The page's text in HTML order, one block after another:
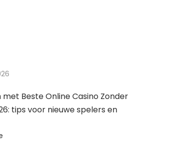
met Beste Online Casino Zonder
tips voor nieuwe spelers en